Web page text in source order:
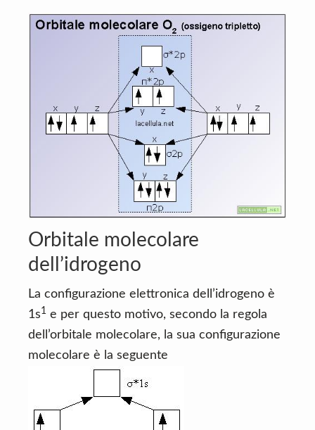
Orbitale molecolare
dell’idrogeno
La configurazione elettronica dell’idrogeno è
1s1
e per questo motivo, secondo la regola
dell’orbitale molecolare, la sua configurazione
molecolare è la seguente